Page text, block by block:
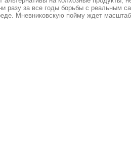
разу за все годы борьбы с реальным
Мневниковскую пойму ждет